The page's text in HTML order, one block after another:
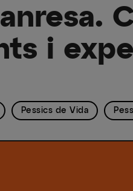
i
Pessics de Vida